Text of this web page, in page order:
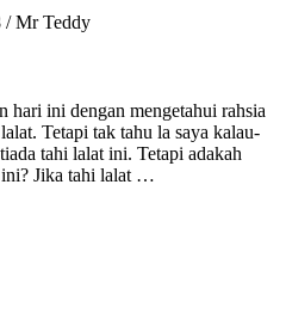
/Mr Teddy
ini dengan mengetahui rahsia
Tetapi tak tahu la saya kalau-
tahi lalat ini. Tetapi adakah
ini? Jika tahi lalat …